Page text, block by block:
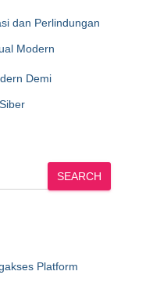
dan Perlindungan
Modern
Demi
SEARCH
Platform